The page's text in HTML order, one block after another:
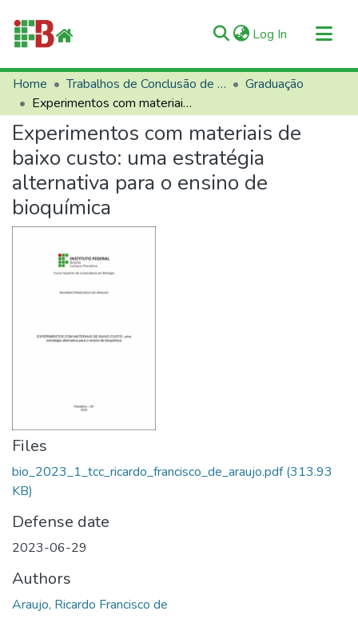
Log In (current)
Communities & Collections
All of RIIFB
Manuals and Terms
Statistics
About RIIFB
Help
Home Trabalhos de Conclusão de Curso (TCCs)
Graduação
Experimentos com materiais de baixo custo: uma estratégia alternativa para o ensino de bioquímica
Experimentos com materiais de
baixo custo: uma estratégia
alternativa para o ensino de
bioquímica
Files
bio_2023_1_tcc_ricardo_francisco_de_araujo.pdf(313.93
KB)
Defense date
2023-06-29
Authors
Araujo, Ricardo Francisco de